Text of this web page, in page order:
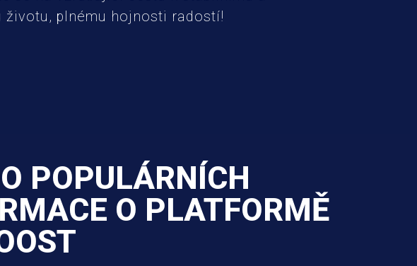
životu, plnému hojnosti radostí!
POPULÁRNÍCH
O PLATFORMĚ